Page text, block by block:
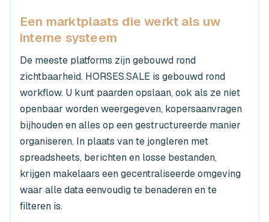
Een marktplaats die werkt als uw
interne systeem
De meeste platforms zijn gebouwd rond
zichtbaarheid. HORSES.SALE is gebouwd rond
workflow. U kunt paarden opslaan, ook als ze niet
openbaar worden weergegeven, kopersaanvragen
bijhouden en alles op een gestructureerde manier
organiseren. In plaats van te jongleren met
spreadsheets, berichten en losse bestanden,
krijgen makelaars een gecentraliseerde omgeving
waar alle data eenvoudig te benaderen en te
filteren is.